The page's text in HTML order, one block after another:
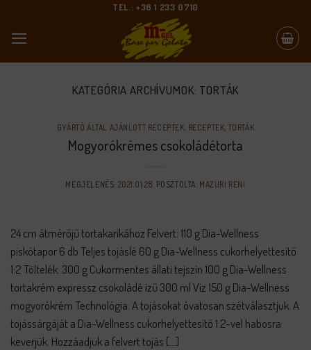
content
TEL.: +36 1 233 0710
KATEGÓRIA ARCHÍVUMOK: TORTÁK
GYÁRTÓ ÁLTAL AJÁNLOTT RECEPTEK, RECEPTEK, TORTÁK
Mogyorókrémes csokoládétorta
MEGJELENÉS: 2021.01.28. POSZTOLTA: MAZURI RENI
24 cm átmérőjű tortakarikához Felvert: 110 g Dia-Wellness
piskótapor 6 db Teljes tojáslé 60 g Dia-Wellness cukorhelyettesítő
1:2 Töltelék: 300 g Cukormentes állati tejszín 100 g Dia-Wellness
tortakrém expressz csokoládé ízű 300 ml Víz 150 g Dia-Wellness
mogyorókrém Technológia: A tojásokat óvatosan szétválasztjuk. A
tojássárgáját a Dia-Wellness cukorhelyettesítő 1:2-vel habosra
keverjük. Hozzáadjuk a felvert tojás […]